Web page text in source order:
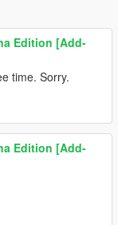
Edition [Add-
time. Sorry.
Edition [Add-